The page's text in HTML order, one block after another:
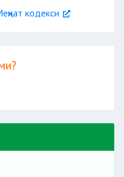
зарарни
мумкин.
рад этишга йўл
кодекси